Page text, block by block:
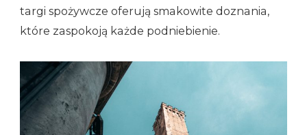
targi spożywcze oferują smakowite doznania,
które zaspokoją każde podniebienie.